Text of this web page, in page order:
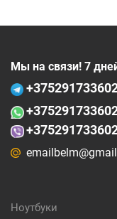
Мы на связи! 7
+375
+375
Ноутбуки